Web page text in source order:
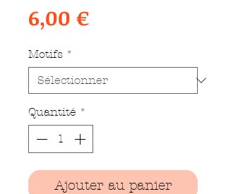
6,00 €Prix
Motifs *
Quantité *
Ajouter au panier